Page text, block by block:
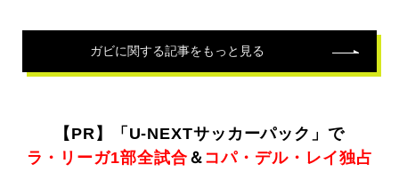
ガビに関する記事をもっと見る
【PR】「U-NEXTサッカーパック」で
ラ・リーガ1部全試合 ＆ コパ・デル・レイ独占